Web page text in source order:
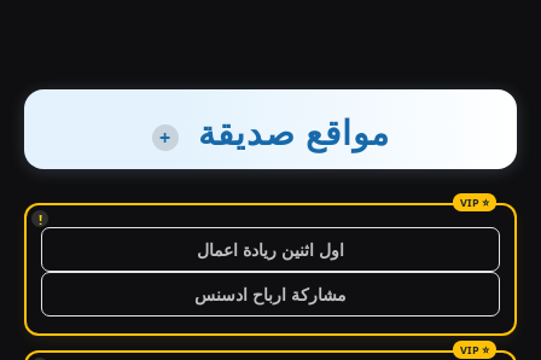
مواقع صديقة +
!
اول اثنين ريادة اعمال
مشاركة ارباح ادسنس